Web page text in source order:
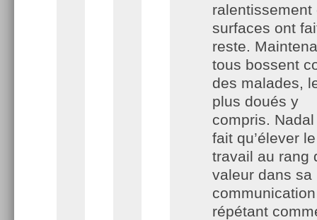
ralentissement
surfaces ont
reste.
tous bossent
des malades,
plus doués y
compris. Nadal
fait qu’élever le
travail au rang
valeur dans sa
répétant